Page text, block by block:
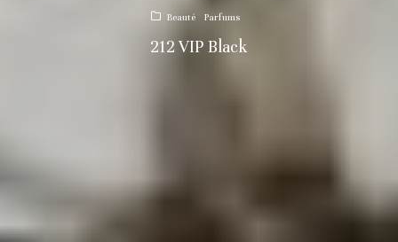
Beauté Parfums
212 VIP Black